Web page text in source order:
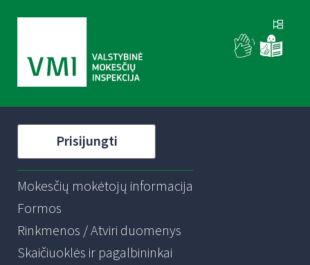
Prisijungti
Mokesčių mokėtojų informacija
Formos
Rinkmenos / Atviri duomenys
Skaičiuoklės ir pagalbininkai